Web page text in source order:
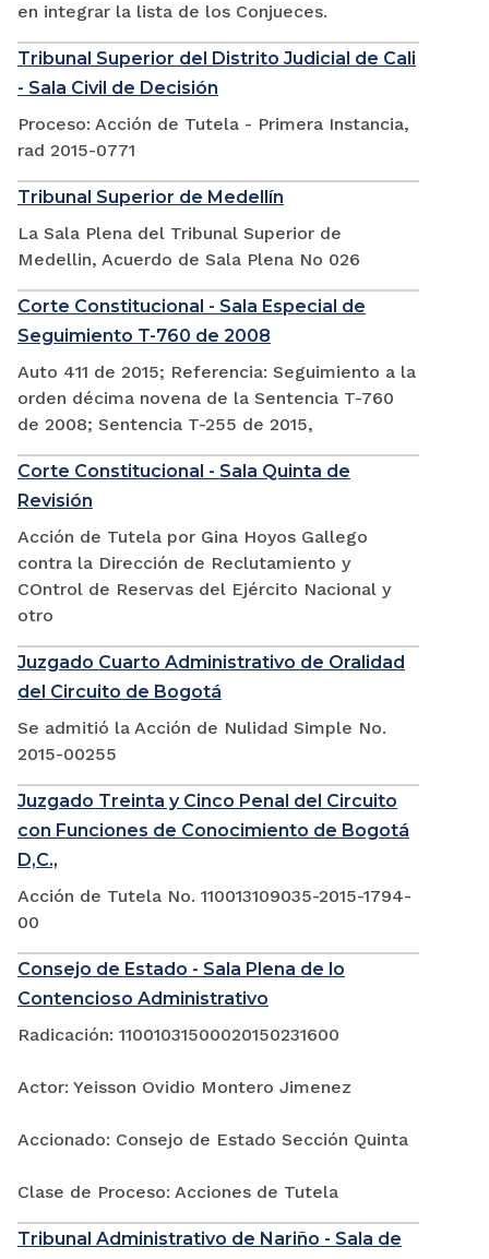
en integrar la lista de los Conjueces.
Tribunal Superior del Distrito Judicial de Cali
- Sala Civil de Decisión
Proceso: Acción de Tutela - Primera Instancia,
rad 2015-0771
Tribunal Superior de Medellín
La Sala Plena del Tribunal Superior de
Medellin, Acuerdo de Sala Plena No 026
Corte Constitucional - Sala Especial de
Seguimiento T-760 de 2008
Auto 411 de 2015; Referencia: Seguimiento a la
orden décima novena de la Sentencia T-760
de 2008; Sentencia T-255 de 2015,
Corte Constitucional - Sala Quinta de
Revisión
Acción de Tutela por Gina Hoyos Gallego
contra la Dirección de Reclutamiento y
COntrol de Reservas del Ejército Nacional y
otro
Juzgado Cuarto Administrativo de Oralidad
del Circuito de Bogotá
Se admitió la Acción de Nulidad Simple No.
2015-00255
Juzgado Treinta y Cinco Penal del Circuito
con Funciones de Conocimiento de Bogotá
D,C.,
Acción de Tutela No. 110013109035-2015-1794-
00
Consejo de Estado - Sala Plena de lo
Contencioso Administrativo
Radicación: 11001031500020150231600
Actor: Yeisson Ovidio Montero Jimenez
Accionado: Consejo de Estado Sección Quinta
Clase de Proceso: Acciones de Tutela
Tribunal Administrativo de Nariño - Sala de